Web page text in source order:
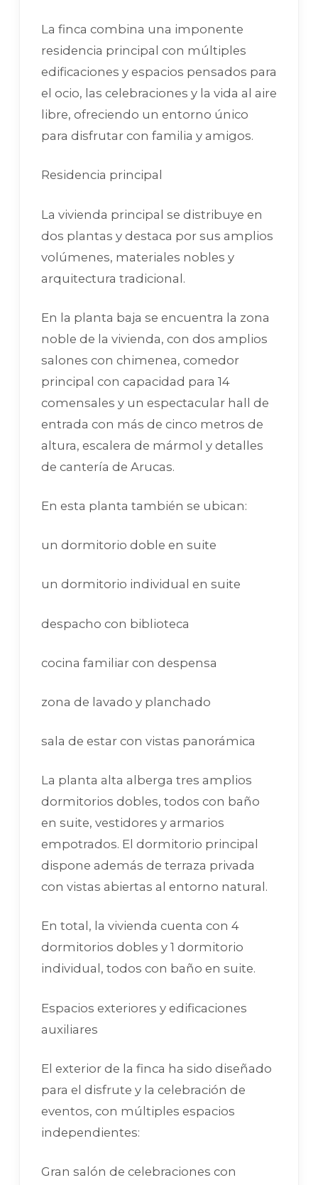
La finca combina una imponente
residencia principal con múltiples
edificaciones y espacios pensados para
el ocio, las celebraciones y la vida al aire
libre, ofreciendo un entorno único
para disfrutar con familia y amigos.
Residencia principal
La vivienda principal se distribuye en
dos plantas y destaca por sus amplios
volúmenes, materiales nobles y
arquitectura tradicional.
En la planta baja se encuentra la zona
noble de la vivienda, con dos amplios
salones con chimenea, comedor
principal con capacidad para 14
comensales y un espectacular hall de
entrada con más de cinco metros de
altura, escalera de mármol y detalles
de cantería de Arucas.
En esta planta también se ubican:
un dormitorio doble en suite
un dormitorio individual en suite
despacho con biblioteca
cocina familiar con despensa
zona de lavado y planchado
sala de estar con vistas panorámica
La planta alta alberga tres amplios
dormitorios dobles, todos con baño
en suite, vestidores y armarios
empotrados. El dormitorio principal
dispone además de terraza privada
con vistas abiertas al entorno natural.
En total, la vivienda cuenta con 4
dormitorios dobles y 1 dormitorio
individual, todos con baño en suite.
Espacios exteriores y edificaciones
auxiliares
El exterior de la finca ha sido diseñado
para el disfrute y la celebración de
eventos, con múltiples espacios
independientes:
Gran salón de celebraciones con